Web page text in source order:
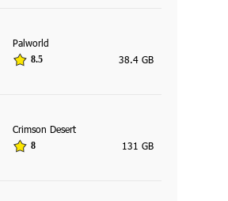
Palworld
8.5 38.4 GB
Crimson Desert
8 131 GB